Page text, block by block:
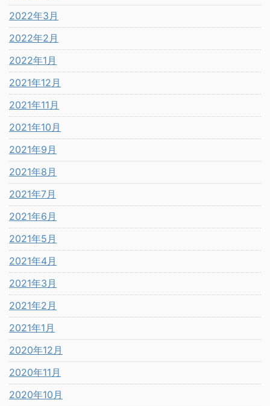
2022年3月
2022年2月
2022年1月
2021年12月
2021年11月
2021年10月
2021年9月
2021年8月
2021年7月
2021年6月
2021年5月
2021年4月
2021年3月
2021年2月
2021年1月
2020年12月
2020年11月
2020年10月